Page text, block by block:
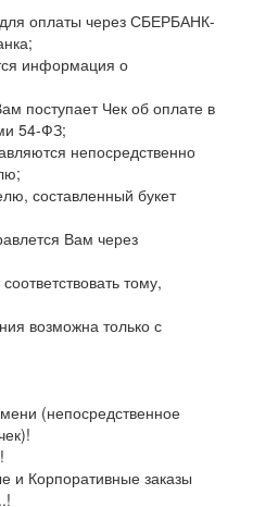
оплаты через СБЕРБАНК-
информация о
поступает Чек об оплате в
54-ФЗ;
непосредственно
составленный букет
Вам через
тому,
возможна только с
(непосредственное
и Корпоративные заказы